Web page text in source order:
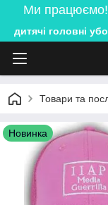
Ми працюємо!
дитячі головні
Товари та
Новинка